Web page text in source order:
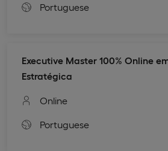
Portuguese
Executive Master 100% Online
Estratégica
Online
Portuguese